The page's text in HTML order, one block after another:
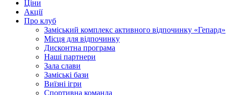
Ціни
Акції
Про клуб
Заміський комплекс активного відпочинку «Гепард»
Місця для відпочинку
Дисконтна програма
Наші партнери
Зала слави
Заміські бази
Виїзні ігри
Спортивна команда